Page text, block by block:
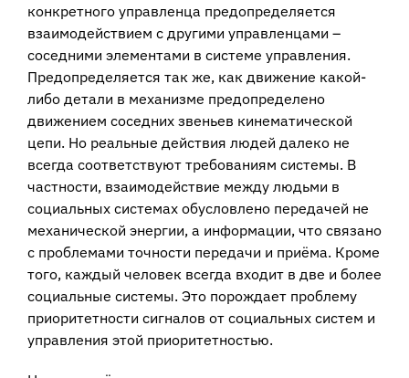
конкретного управленца предопределяется
взаимодействием с другими управленцами –
соседними элементами в системе управления.
Предопределяется так же, как движение какой-
либо детали в механизме предопределено
движением соседних звеньев кинематической
цепи. Но реальные действия людей далеко не
всегда соответствуют требованиям системы. В
частности, взаимодействие между людьми в
социальных системах обусловлено передачей не
механической энергии, а информации, что связано
с проблемами точности передачи и приёма. Кроме
того, каждый человек всегда входит в две и более
социальные системы. Это порождает проблему
приоритетности сигналов от социальных систем и
управления этой приоритетностью.